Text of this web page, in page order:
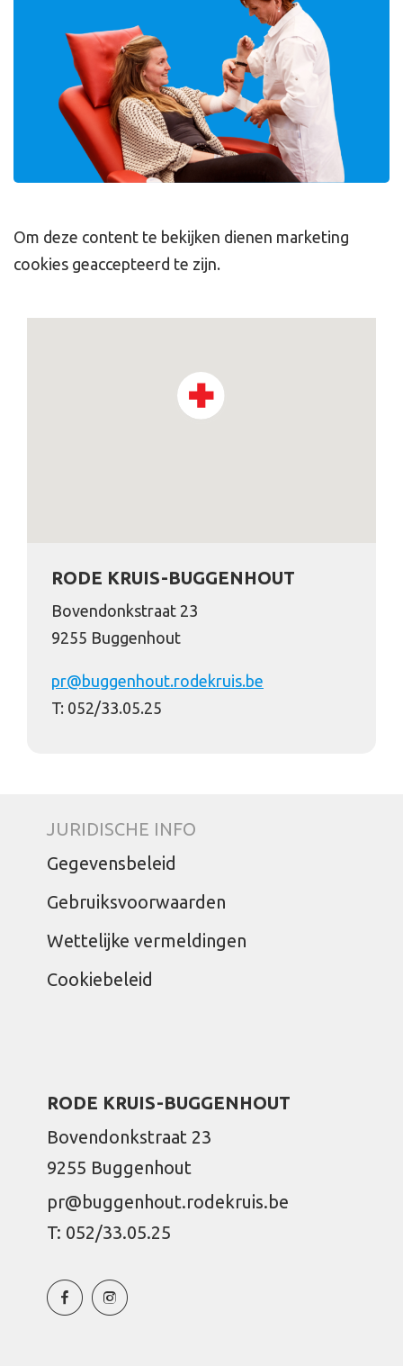
Om deze content te bekijken dienen marketing
cookies geaccepteerd te zijn.
RODE KRUIS-BUGGENHOUT
Bovendonkstraat 23
9255 Buggenhout
pr@buggenhout.rodekruis.be
T: 052/33.05.25
JURIDISCHE INFO
Gegevensbeleid
Gebruiksvoorwaarden
Wettelijke vermeldingen
Cookiebeleid
RODE KRUIS-BUGGENHOUT
Bovendonkstraat 23
9255 Buggenhout
pr@buggenhout.rodekruis.be
T: 052/33.05.25